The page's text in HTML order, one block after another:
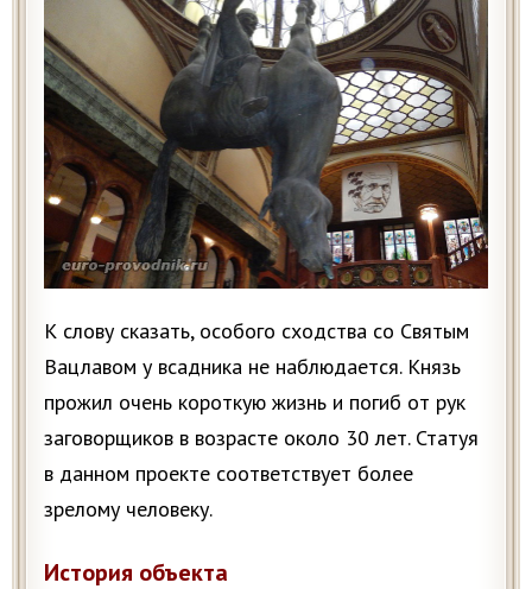
К слову сказать, особого сходства со Святым
Вацлавом у всадника не наблюдается. Князь
прожил очень короткую жизнь и погиб от рук
заговорщиков в возрасте около 30 лет. Статуя
в данном проекте соответствует более
зрелому человеку.
История объекта